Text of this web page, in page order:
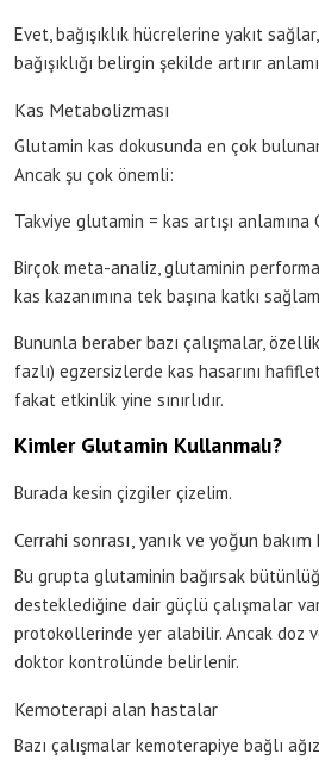
Evet, bağışıklık hücrelerine yakıt
bağışıklığı belirgin şekilde artırır
Kas Metabolizması
Glutamin kas dokusunda en çok
Ancak şu çok önemli:
Takviye glutamin = kas artışı anlamına
Birçok meta-analiz, glutaminin
kas kazanımına tek başına katkı
Bununla beraber bazı çalışmalar,
fazlı) egzersizlerde kas hasarını
fakat etkinlik yine sınırlıdır.
Kimler Glutamin Kullanmalı?
Burada kesin çizgiler çizelim.
Cerrahi sonrası, yanık ve yoğun
Bu grupta glutaminin bağırsak
desteklediğine dair güçlü çalışmalar
protokollerinde yer alabilir. Ancak doz
doktor kontrolünde belirlenir.
Kemoterapi alan hastalar
Bazı çalışmalar kemoterapiye bağlı